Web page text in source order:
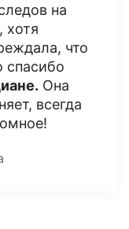
на
хотя
что
спасибо
Она
всегда